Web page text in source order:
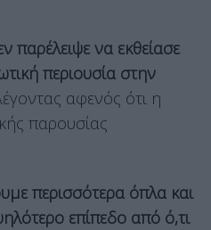
παρέλειψε να εκθείασε
περιουσία στην
αφενός ότι η
παρουσίας
περισσότερα όπλα και
επίπεδο από ό,τι